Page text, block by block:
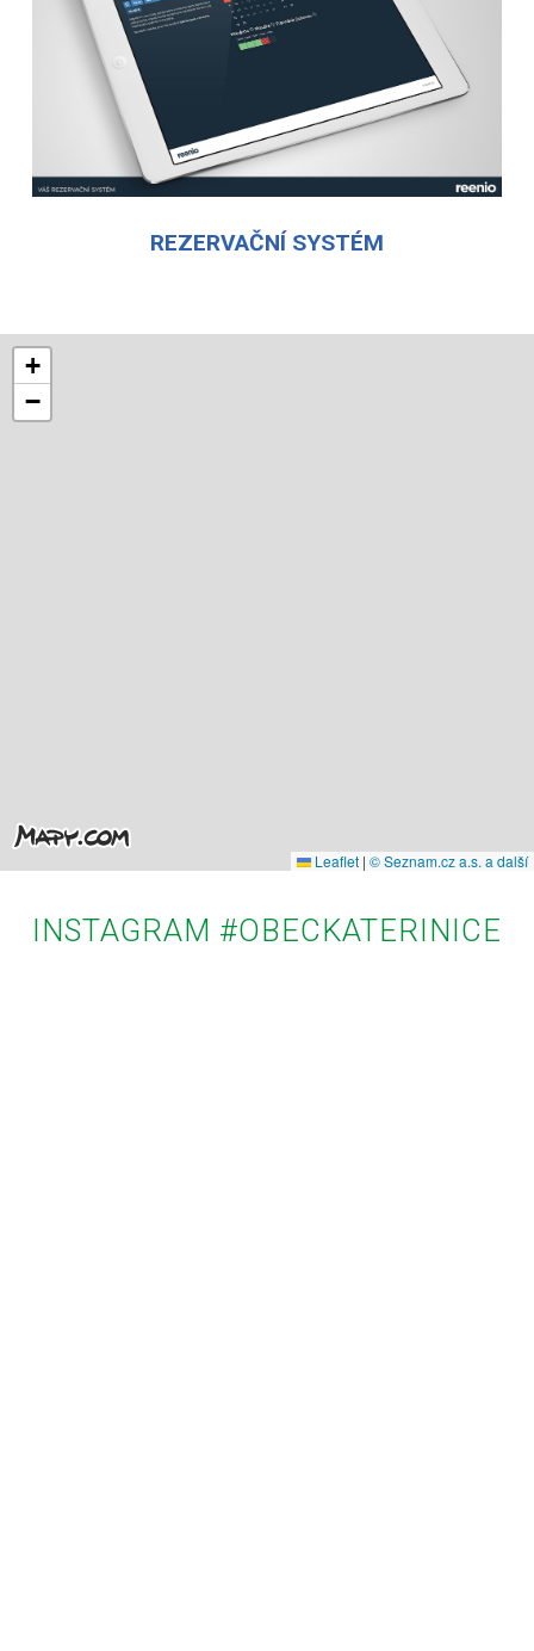
REZERVAČNÍ SYSTÉM
+
−
Leaflet | © Seznam.cz a.s. a další
INSTAGRAM #OBECKATERINICE